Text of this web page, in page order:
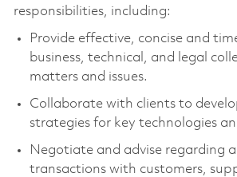
responsibilities, including:
Provide effective, concise and
business, technical, and legal
matters and issues.
Collaborate with clients to
strategies for key technologies
Negotiate and advise regarding
transactions with customers,